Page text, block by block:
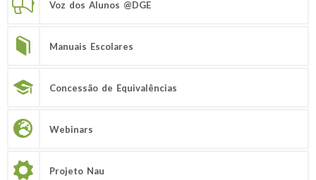
Voz dos Alunos @DGE
Manuais Escolares
Concessão de Equivalências
Webinars
Projeto Nau